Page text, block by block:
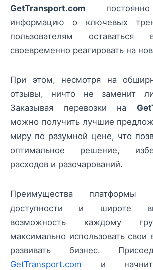
GetTransport.com
информацию о ключевых
пользователям
своевременно реагировать на
При этом, несмотря на
отзывы, ничто не заменит
Заказывая перевозки на
можно получить лучшие
миру по разумной цене, что
оптимальное решение,
расходов и разочарований.
Преимущества платформы
доступности и широте
возможность каждому
максимально использовать свои
развивать бизнес.
GetTransport.com и